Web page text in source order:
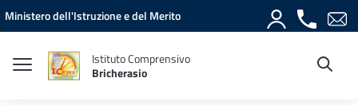
Vai ai contenuti
Vai al menu di navigazione
Vai al footer
Ministero dell'Istruzione e del Merito
Istituto Comprensivo
Bricherasio